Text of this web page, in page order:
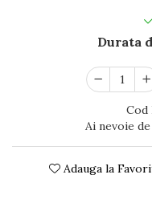
Durata
Cod
Ai nevoie
Adauga la